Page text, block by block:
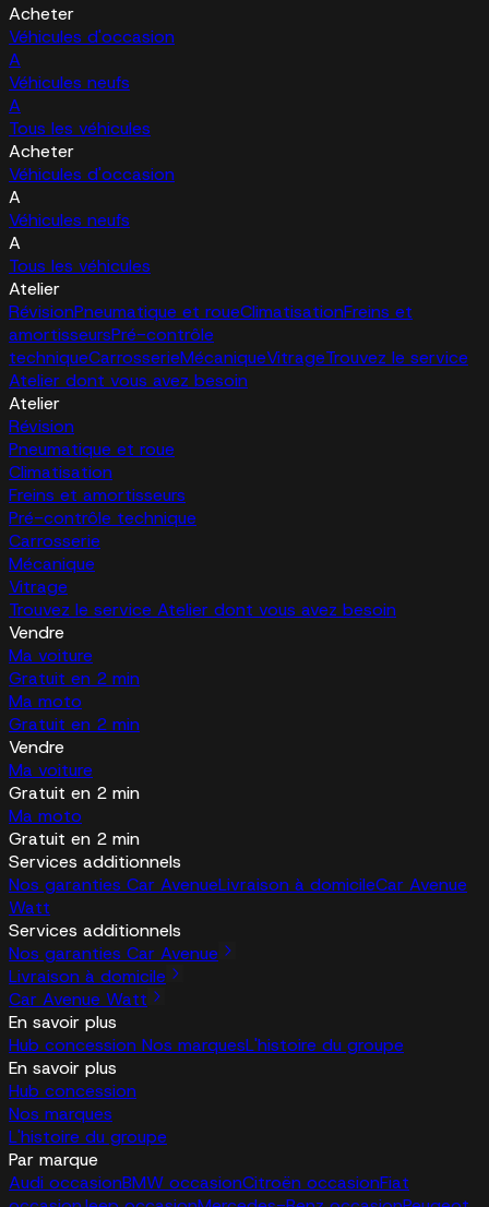
Acheter
Véhicules d'occasion
A
Véhicules neufs
A
Tous les véhicules
Acheter
Véhicules d'occasion
A
Véhicules neufs
A
Tous les véhicules
Atelier
RévisionPneumatique et roueClimatisationFreins et
amortisseursPré-contrôle
techniqueCarrosserieMécaniqueVitrageTrouvez le service
Atelier dont vous avez besoin
Atelier
Révision
Pneumatique et roue
Climatisation
Freins et amortisseurs
Pré-contrôle technique
Carrosserie
Mécanique
Vitrage
Trouvez le service Atelier dont vous avez besoin
Vendre
Ma voiture
Gratuit en 2 min
Ma moto
Gratuit en 2 min
Vendre
Ma voiture
Gratuit en 2 min
Ma moto
Gratuit en 2 min
Services additionnels
Nos garanties Car AvenueLivraison à domicileCar Avenue
Watt
Services additionnels
Nos garanties Car Avenue
Livraison à domicile
Car Avenue Watt
En savoir plus
Hub concession Nos marquesL'histoire du groupe
En savoir plus
Hub concession
Nos marques
L'histoire du groupe
Par marque
Audi occasionBMW occasionCitroën occasionFiat